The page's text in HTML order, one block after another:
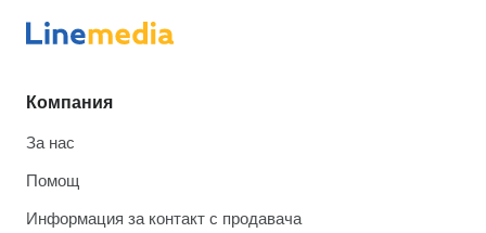
Компания
За нас
Помощ
Информация за контакт с продавача